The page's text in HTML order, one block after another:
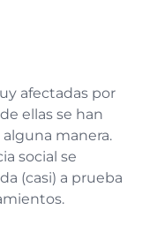
afectadas por
ellas se han
alguna manera.
social se
(casi) a prueba